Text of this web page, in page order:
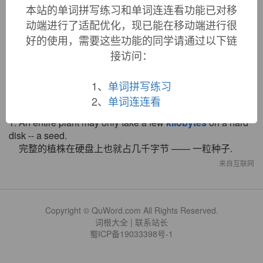
1/ 3
1. An entire plant may only take a fewkilobyteson a hard
disk -- a seed.
完整的植株在硬盘上也就占几千字节 —— 一粒种子.
来自互联网
Copyright © QuWord.com All Rights Reserved.
词根大全 | 联系站长
蜀ICP备19033398号-1
本站的单词拼写练习和单词连连看功能已对移
动端进行了适配优化，现已能在移动端进行很
好的使用，需要这些功能的同学请通过以下链
接访问：
1、 单词拼写练习
2、 单词连连看